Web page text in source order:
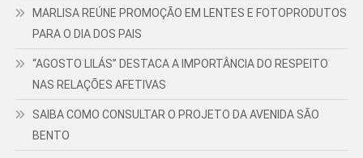
MARLISA REÚNE PROMOÇÃO EM LENTES E FOTOPRODUTOS
PARA O DIA DOS PAIS
“AGOSTO LILÁS” DESTACA A IMPORTÂNCIA DO RESPEITO
NAS RELAÇÕES AFETIVAS
SAIBA COMO CONSULTAR O PROJETO DA AVENIDA SÃO
BENTO